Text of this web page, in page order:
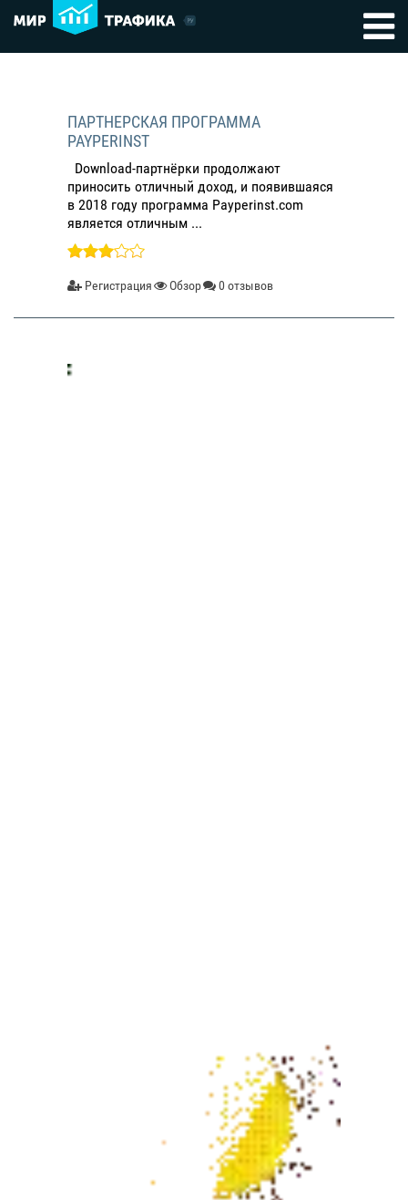
ПАРТНЕРСКАЯ ПРОГРАММА
PAYPERINST
Download-партнёрки продолжают
приносить отличный доход, и появившаяся
в 2018 году программа Payperinst.com
является отличным ...
Регистрация Обзор 0 отзывов